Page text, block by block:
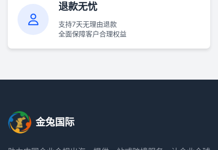
退款无忧
支持7天无理由退款
全面保障客户合理权益
金兔国际